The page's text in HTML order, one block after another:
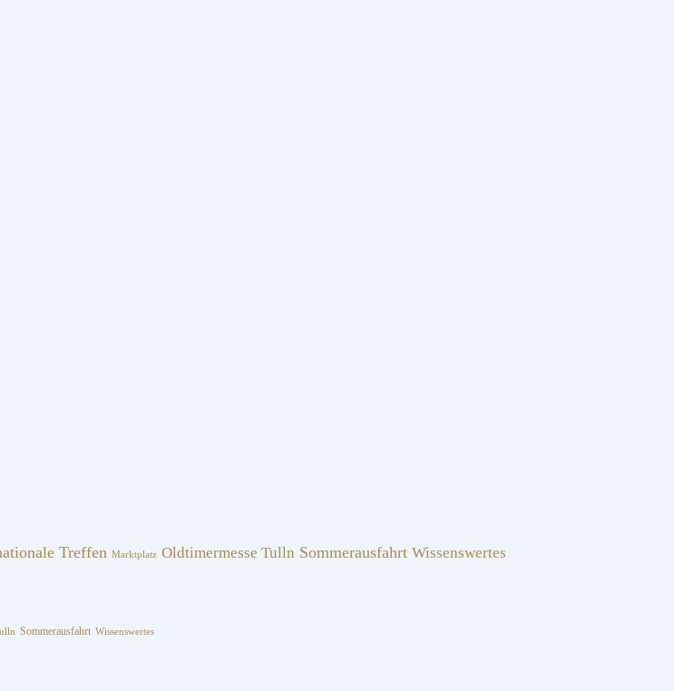
Treffen Marktplatz Oldtimermesse Tulln Sommerausfahrt Wissenswertes
Sommerausfahrt Wissenswertes